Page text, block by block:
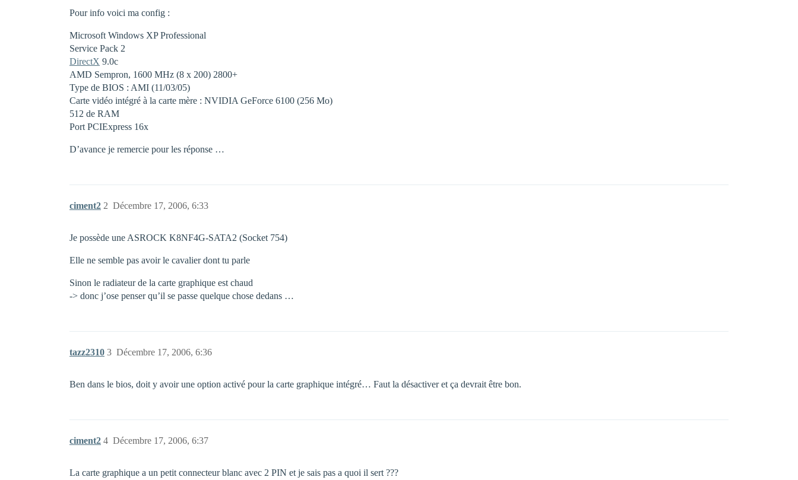
Pour info voici ma config :
Microsoft Windows XP Professional
Service Pack 2
DirectX 9.0c
AMD Sempron, 1600 MHz (8 x 200) 2800+
Type de BIOS : AMI (11/03/05)
Carte vidéo intégré à la carte mère : NVIDIA GeForce 6100 (256 Mo)
512 de RAM
Port PCIExpress 16x
D’avance je remercie pour les réponse …
ciment2 Décembre 17, 2006, 6:33
2
Je possède une ASROCK K8NF4G-SATA2 (Socket 754)
Elle ne semble pas avoir le cavalier dont tu parle
Sinon le radiateur de la carte graphique est chaud
-> donc j’ose penser qu’il se passe quelque chose dedans …
tazz2310 Décembre 17, 2006, 6:36
3
Ben dans le bios, doit y avoir une option activé pour la carte graphique intégré… Faut la désactiver et ça devrait être bon.
ciment2 Décembre 17, 2006, 6:37
4
La carte graphique a un petit connecteur blanc avec 2 PIN et je sais pas a quoi il sert ???